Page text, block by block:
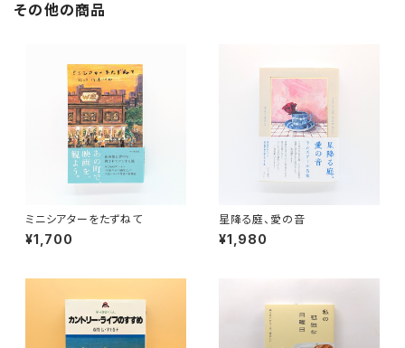
その他の商品
ミニシアターをたずねて
¥1,700
星降る庭、愛の音
¥1,980